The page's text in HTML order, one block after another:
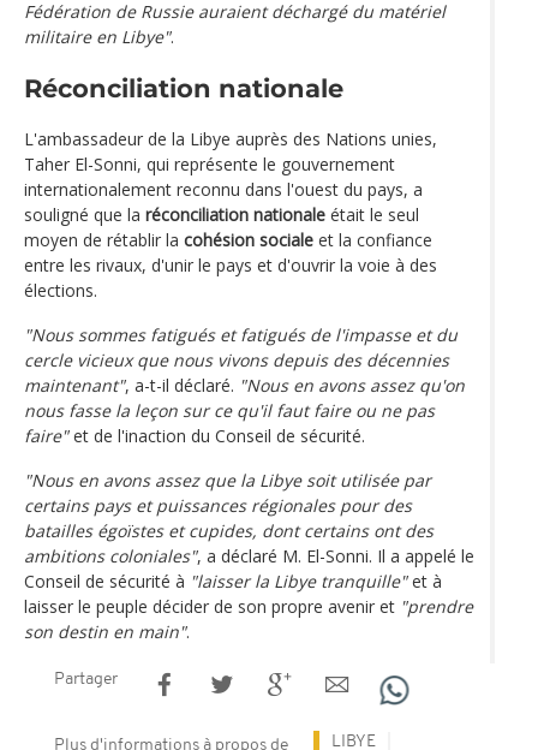
Fédération de Russie auraient déchargé du matériel
militaire en Libye".
Réconciliation nationale
L'ambassadeur de la Libye auprès des Nations unies,
Taher El-Sonni, qui représente le gouvernement
internationalement reconnu dans l'ouest du pays, a
souligné que la réconciliation nationale était le seul
moyen de rétablir la cohésion sociale et la confiance
entre les rivaux, d'unir le pays et d'ouvrir la voie à des
élections.
"Nous sommes fatigués et fatigués de l'impasse et du
cercle vicieux que nous vivons depuis des décennies
maintenant", a-t-il déclaré. "Nous en avons assez qu'on
nous fasse la leçon sur ce qu'il faut faire ou ne pas
faire"et de l'inaction du Conseil de sécurité.
"Nous en avons assez que la Libye soit utilisée par
certains pays et puissances régionales pour des
batailles égoïstes et cupides, dont certains ont des
ambitions coloniales", a déclaré M. El-Sonni. Il a appelé le
Conseil de sécurité à "laisser la Libye tranquille"et à
laisser le peuple décider de son propre avenir et "prendre
son destin en main".
Partager
Plus d'informations à propos de LIBYE